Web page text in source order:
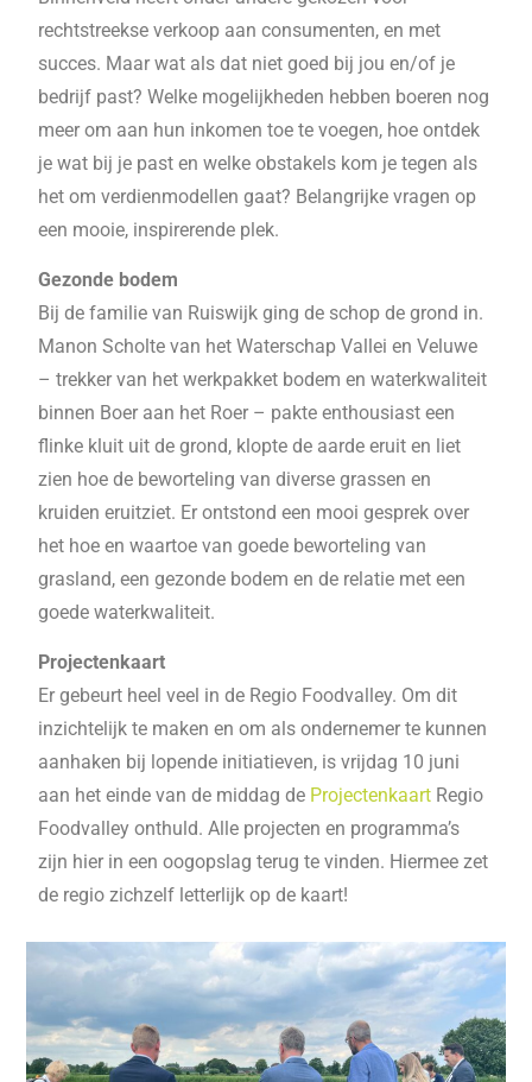
rechtstreekse verkoop aan consumenten, en met
succes. Maar wat als dat niet goed bij jou en/of je
bedrijf past? Welke mogelijkheden hebben boeren nog
meer om aan hun inkomen toe te voegen, hoe ontdek
je wat bij je past en welke obstakels kom je tegen als
het om verdienmodellen gaat? Belangrijke vragen op
een mooie, inspirerende plek.
Gezonde bodem
Bij de familie van Ruiswijk ging de schop de grond in.
Manon Scholte van het Waterschap Vallei en Veluwe
– trekker van het werkpakket bodem en waterkwaliteit
binnen Boer aan het Roer – pakte enthousiast een
flinke kluit uit de grond, klopte de aarde eruit en liet
zien hoe de beworteling van diverse grassen en
kruiden eruitziet. Er ontstond een mooi gesprek over
het hoe en waartoe van goede beworteling van
grasland, een gezonde bodem en de relatie met een
goede waterkwaliteit.
Projectenkaart
Er gebeurt heel veel in de Regio Foodvalley. Om dit
inzichtelijk te maken en om als ondernemer te kunnen
aanhaken bij lopende initiatieven, is vrijdag 10 juni
aan het einde van de middag de Projectenkaart Regio
Foodvalley onthuld. Alle projecten en programma’s
zijn hier in een oogopslag terug te vinden. Hiermee zet
de regio zichzelf letterlijk op de kaart!